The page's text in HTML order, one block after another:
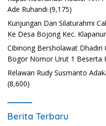
Ade Ruhandi (9,175)
Kunjungan Dan Silaturahmi
Ke Desa Bojong Kec.
Cibinong Bersholawat Dhadiri
Bogor Nomor Urut 1 Beserta
Relawan Rudy Susmanto
(8,600)
Berita Terbaru